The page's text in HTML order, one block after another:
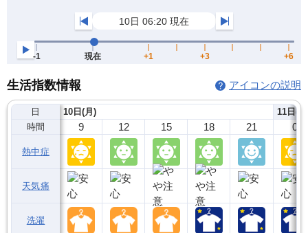
生活指数情報 アイコンの説明
日
時間
熱中症
天気痛
洗濯
10日(月)
9 12 15 18 21
11日(
0